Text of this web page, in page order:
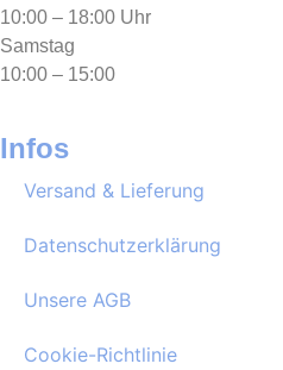
10:00 – 18:00 Uhr
Samstag
10:00 – 15:00
Infos
Versand & Lieferung
Datenschutzerklärung
Unsere AGB
Cookie-Richtlinie